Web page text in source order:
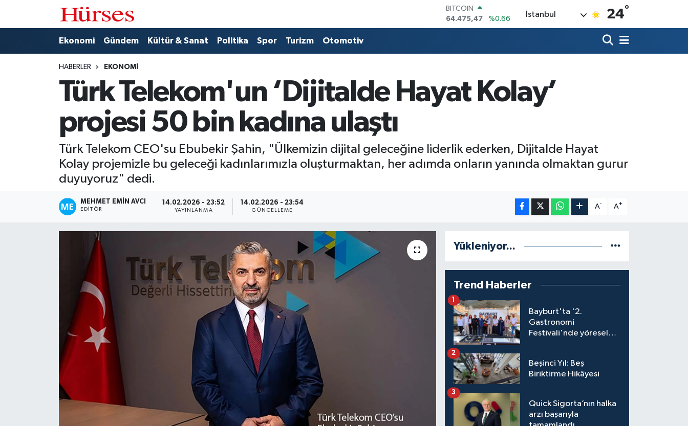
DOLAR
47,5971
%0.05
EURO
6518.23
%0.39
BİST100
13.703
%0
İstanbul 24°
Ekonomi Gündem Kültür & Sanat Politika Spor Turizm Otomotiv
HABERLER EKONOMI
Türk Telekom'un ‘Dijitalde Hayat Kolay’
projesi 50 bin kadına ulaştı
Türk Telekom CEO'su Ebubekir Şahin, "Ülkemizin dijital geleceğine liderlik ederken, Dijitalde Hayat
Kolay projemizle bu geleceği kadınlarımızla oluşturmaktan, her adımda onların yanında olmaktan gurur
duyuyoruz" dedi.
MEHMET EMIN AVCI
EDITÖR
14.02.2026 - 23:52
YAYINLANMA
14.02.2026 - 23:54
GÜNCELLEME
A- A+
Yükleniyor...
Trend Haberler
Bayburt'ta '2.
Gastronomi
Festivali'nde yöresel
1
Beşinci Yıl: Beş
Biriktirme Hikâyesi
2
Quick Sigorta’nın halka
arzı başarıyla
3
Ekonomi
Gündem
Hava Durumu
Trafik Durumu
Süper Lig Puan Durumu ve Fikstür
Tüm Manşetler
Son Dakika Haberleri
Haber Arşivi